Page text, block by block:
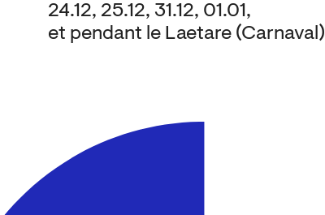
24.12, 25.12, 31.12, 01.01,
et pendant le Laetare (Carnaval)